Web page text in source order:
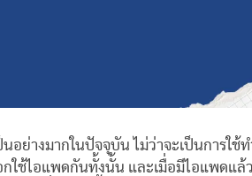
ย่างมากในปัจจุบัน ไม่ว่าจะเป็นการใช้ท
กใช้ไอแพดกันทั้งนั้น และเมื่อมีไอแพดแ